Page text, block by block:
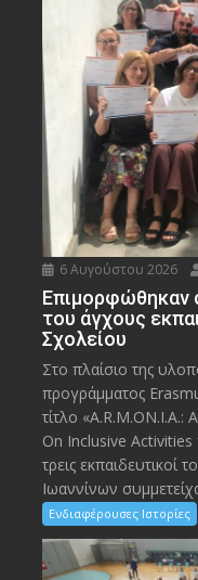
6 Αυγούστου 2026
Eπιμορφώθηκαν
του άγχους
Σχολείου
Στο πλαίσιο της
προγράμματος
τίτλο
On Inclusive
τρεις
Ιωαννίνων
Ενδιαφέρουσες Ιστορίες